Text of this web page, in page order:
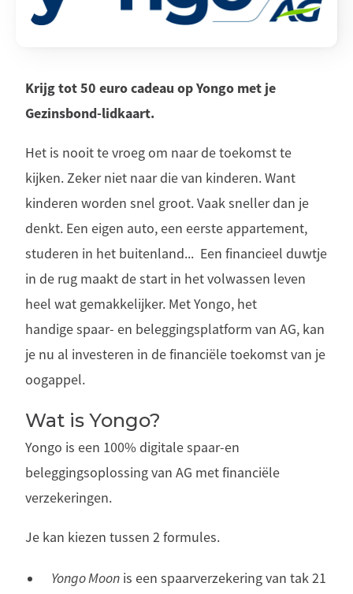
Krijg tot 50 euro cadeau op Yongo met je
Gezinsbond-lidkaart.
Het is nooit te vroeg om naar de toekomst te
kijken. Zeker niet naar die van kinderen. Want
kinderen worden snel groot. Vaak sneller dan je
denkt. Een eigen auto, een eerste appartement,
studeren in het buitenland... Een financieel duwtje
in de rug maakt de start in het volwassen leven
heel wat gemakkelijker. Met Yongo, het
handige spaar- en beleggingsplatform van AG, kan
je nu al investeren in de financiële toekomst van je
oogappel.
Wat is Yongo?
Yongo is een 100% digitale spaar-en
beleggingsoplossing van AG met financiële
verzekeringen.
Je kan kiezen tussen 2 formules.
Yongo Moon is een spaarverzekering van tak 21